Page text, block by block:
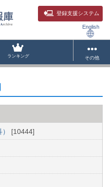
登録支援システム
English
ランキング その他
[10444]